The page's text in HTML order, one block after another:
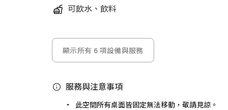
可飲水、飲料
顯示所有 6 項設備與服務
服務與注意事項
此空間所有桌面皆固定無法移動，敬請見諒。